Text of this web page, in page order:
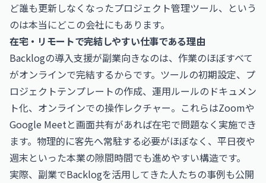
ど誰も更新しなくなったプロジェクト管理ツール、という
のは本当にどこの会社にもあります。
在宅・リモートで完結しやすい仕事である理由
Backlogの導入支援が副業向きなのは、作業のほぼすべて
がオンラインで完結するからです。ツールの初期設定、プ
ロジェクトテンプレートの作成、運用ルールのドキュメン
ト化、オンラインでの操作レクチャー。これらはZoomや
Google Meetと画面共有があれば在宅で問題なく実施でき
ます。物理的に客先へ常駐する必要がほぼなく、平日夜や
週末といった本業の隙間時間でも進めやすい構造です。
実際、副業でBacklogを活用してきた人たちの事例も公開